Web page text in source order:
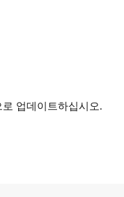
업데이트하십시오.